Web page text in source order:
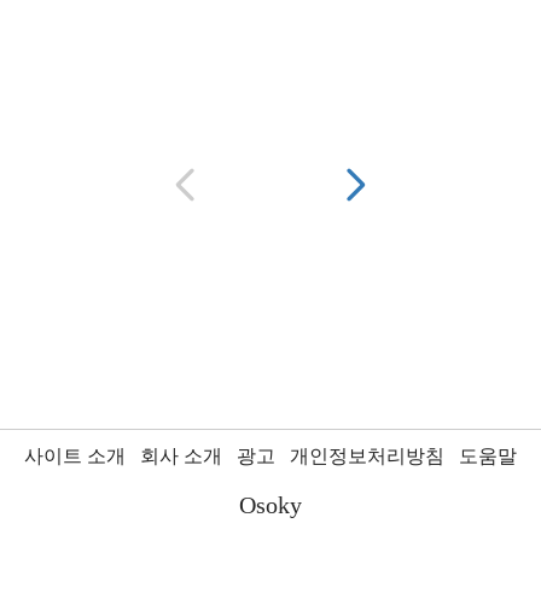
사이트 소개 회사 소개 광고 개인정보처리방침 도움말
Osoky